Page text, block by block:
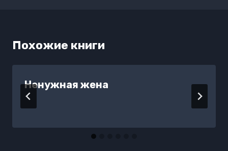
Похожие книги
Ненужная жена